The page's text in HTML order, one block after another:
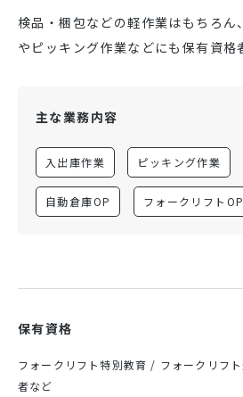
検品・梱包などの軽作業はもちろん
やピッキング作業などにも保有資格
主な業務内容
入出庫作業 ピッキング作業
自動倉庫OP フォークリフトOP
保有資格
フォークリフト特別教育 / フォークリフ
者など